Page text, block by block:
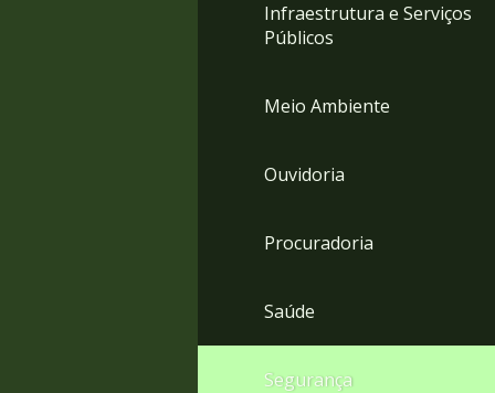
Infraestrutura e Serviços
Públicos
Meio Ambiente
Ouvidoria
Procuradoria
Saúde
Segurança